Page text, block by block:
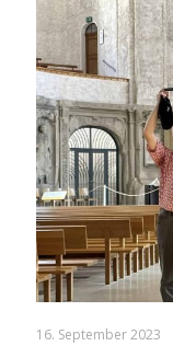
16. September 2023